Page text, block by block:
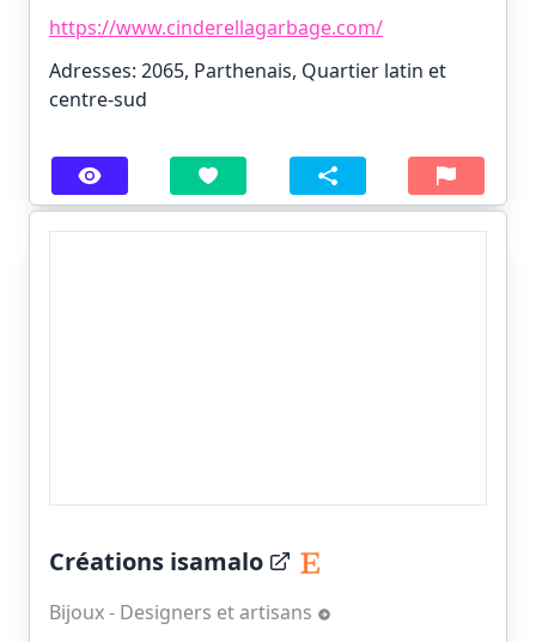
https://www.cinderellagarbage.com/
Adresses: 2065, Parthenais, Quartier latin et
centre-sud
Créations isamalo
Bijoux - Designers et artisans